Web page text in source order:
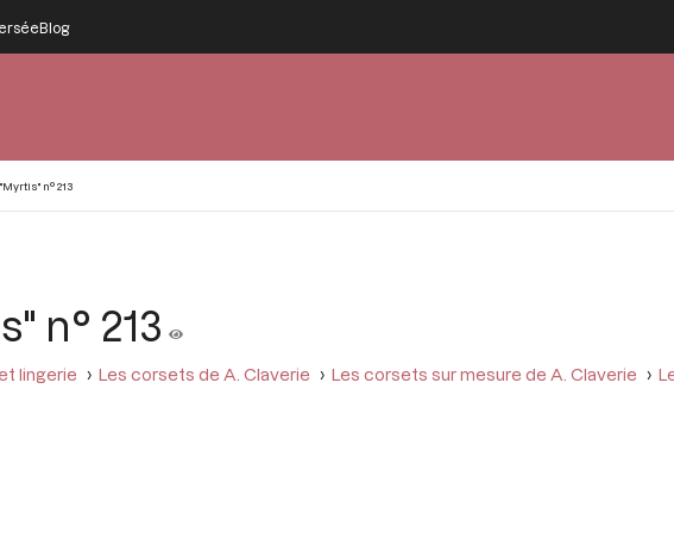
Blog
n° 213
n° 213
lingerie Les corsets de A. Claverie Les corsets sur mesure de A. Claverie